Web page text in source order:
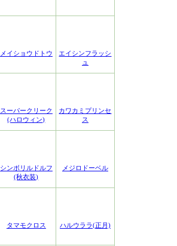
メイショウドトウ
エイシンフラッシ
ュ
スーパークリーク
(ハロウィン)
カワカミプリンセ
ス
シンボリルドルフ
(秋衣装)
メジロドーベル
タマモクロス ハルウララ(正月)